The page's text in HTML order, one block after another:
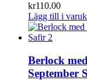
kr110.00
Lägg till i
Berlock
September